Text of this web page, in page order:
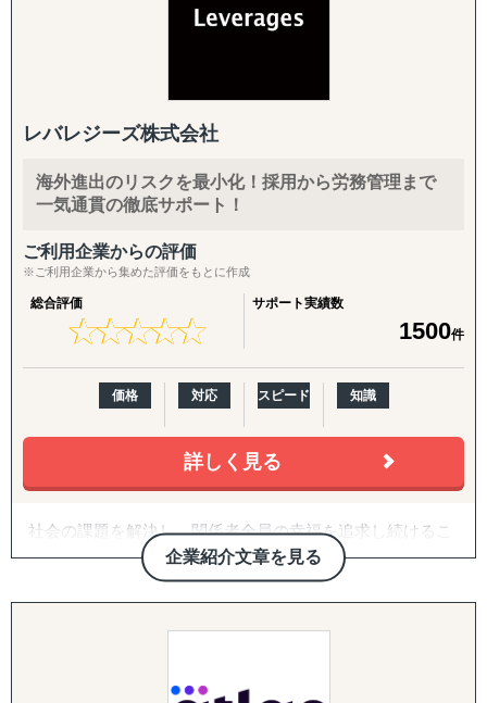
※サポート内容により、対応の可否や得意・不得意な分野
ベトナム、インドネシア、シンガポール、インド、バング
ラデシュ、イタリア
↳ 対応可能エリア（拡張中）
タイ、マレーシア、フィリピン、ミャンマー、カンボジ
ア、パキスタン、アラブ首長国連邦、モンゴル、台湾、ド
イツ、スペイン、ケニア、アルゼンチン、ブラジル
外国人財採用サポートも対応可能です。
↳ 国内高度留学生や日本語力の高い中途人財の採用支援可
↳ 採用支援施策(学校内イベント・SNS投稿等)
有料職業紹介免許許可番号 44-ユ-300211
特定技能登録支援機関 25-登-012425
躍するプロフェッショナル人材との「複業」という形で解
決するマッチングプラットフォームです。
題に対し、正社員雇用に限定せず、必要なスキルを必要な
期間だけ活用できるという柔軟な選択肢を提供します。
Webマーケティングや新規事業開発、DX推進、広報・PR
といった多様な専門分野で実績を持つ人材が登録してお
り、企業の具体的な課題に合わせた即戦力のマッチングが
単に業務を外部委託するだけでなく、外部のプロ人材が事
業に参画することで、社内に新たな知見やノウハウが蓄積
される点も大きな特徴です。これにより、社員のスキル向
上や組織全体の活性化を促し、企業の持続的な成長を強力
にサポートします。
レバレジーズ株式会社
海外進出のリスクを最小化！採用から労務管理まで
一気通貫の徹底サポート！
ご利用企業からの評価
※ご利用企業から集めた評価をもとに作成
総合評価
★★★★★
★★★★★
サポート実績数
1500件
価格 対応 スピード 知識
詳しく見る
企業紹介文章を見る
社会の課題を解決し、関係者全員の幸福を追求し続けるこ
とをミッションに、メディア・人材・システムエンジニア
リング・M&Aの領域で国や業界をまたいだ問題解決を行っ
ています。2005年に創業以来、黒字経営を継続し2022年度
は年商869億を突破しました。各分野のスペシャリストが